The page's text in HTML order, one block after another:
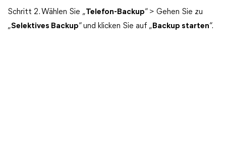
Schritt 2. Wählen Sie „Telefon-Backup“ > Gehen Sie zu
„Selektives Backup“ und klicken Sie auf „ Backup starten“.